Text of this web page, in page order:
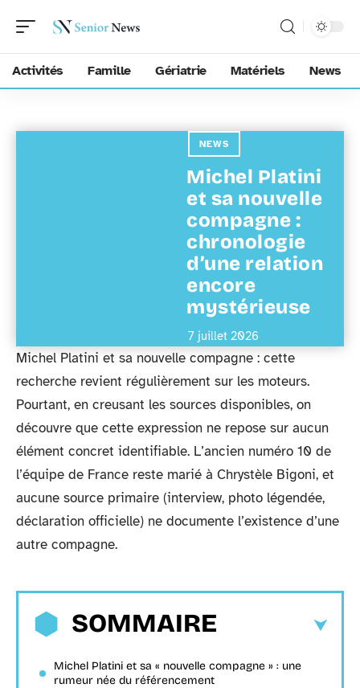
Activités Famille Gériatrie Matériels News
NEWS
Michel Platini
et sa nouvelle
compagne :
chronologie
d’une relation
encore
mystérieuse
7 juillet 2026
Michel Platini et sa nouvelle compagne : cette
recherche revient régulièrement sur les moteurs.
Pourtant, en creusant les sources disponibles, on
découvre que cette expression ne repose sur aucun
élément concret identifiable. L’ancien numéro 10 de
l’équipe de France reste marié à Chrystèle Bigoni, et
aucune source primaire (interview, photo légendée,
déclaration officielle) ne documente l’existence d’une
autre compagne.
SOMMAIRE
Michel Platini et sa « nouvelle compagne » : une
rumeur née du référencement